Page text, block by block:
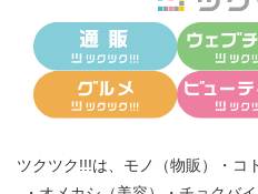
ツクツク!!!は、 モノ（物販） ・ コ